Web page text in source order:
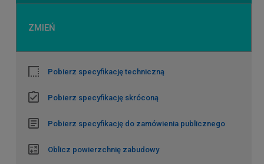
ZMIEŃ
Pobierz specyfikację techniczną
Pobierz specyfikację skróconą
Pobierz specyfikację do zamówienia publicznego
Oblicz powierzchnię zabudowy